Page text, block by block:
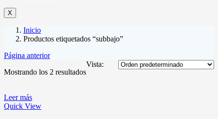
X
Inicio
Productos etiquetados “subbajo”
Página anterior
Mostrando los 2 resultados
Vista:
Leer más
Quick View